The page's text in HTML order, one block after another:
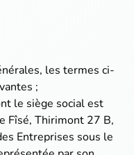
les termes ci-
;
le siège social est
Fîsé, Thirimont 27 B,
Entreprises sous le